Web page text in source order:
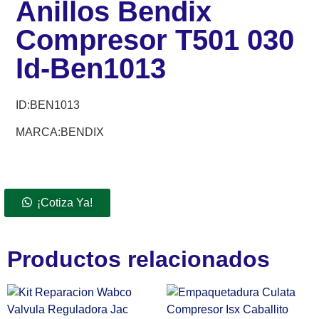
Anillos Bendix
Compresor T501 030
Id-Ben1013
ID:BEN1013
MARCA:BENDIX
¡Cotiza Ya!
Productos relacionados